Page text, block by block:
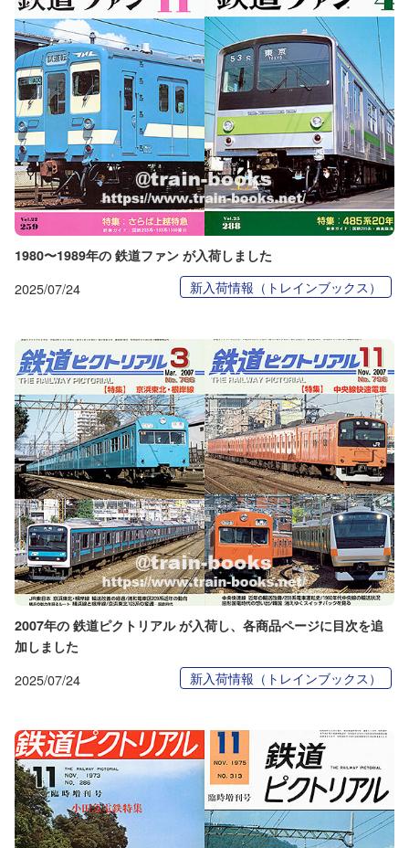
1980〜1989年の 鉄道ファン が入荷しました
2025/07/24 新入荷情報（トレインブックス）
2007年の 鉄道ピクトリアル が入荷し、各商品ページに目次を追
加しました
2025/07/24 新入荷情報（トレインブックス）